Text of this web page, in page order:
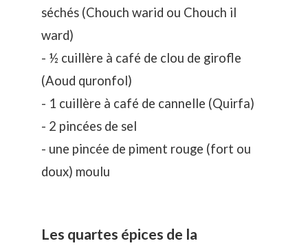
séchés (Chouch warid ou Chouch il
ward)
- ½ cuillère à café de clou de girofle
(Aoud quronfol)
- 1 cuillère à café de cannelle (Quirfa)
- 2 pincées de sel
- une pincée de piment rouge (fort ou
doux) moulu
Les quartes épices de la